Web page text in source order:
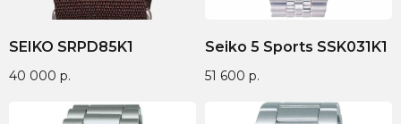
SEIKO SRPD85K1
40 000 р.
Seiko 5 Sports SSK031K1
51 600 р.